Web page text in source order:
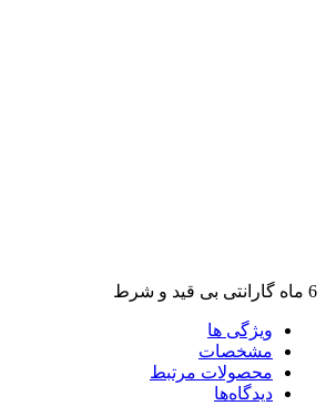
6 ماه گارانتی بی قید و شرط
ویژگی ها
مشخصات
محصولات مرتبط
دیدگاه‌ها